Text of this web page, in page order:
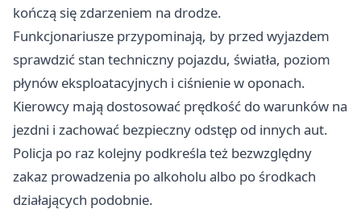
kończą się zdarzeniem na drodze.
Funkcjonariusze przypominają, by przed wyjazdem
sprawdzić stan techniczny pojazdu, światła, poziom
płynów eksploatacyjnych i ciśnienie w oponach.
Kierowcy mają dostosować prędkość do warunków na
jezdni i zachować bezpieczny odstęp od innych aut.
Policja po raz kolejny podkreśla też bezwzględny
zakaz prowadzenia po alkoholu albo po środkach
działających podobnie.